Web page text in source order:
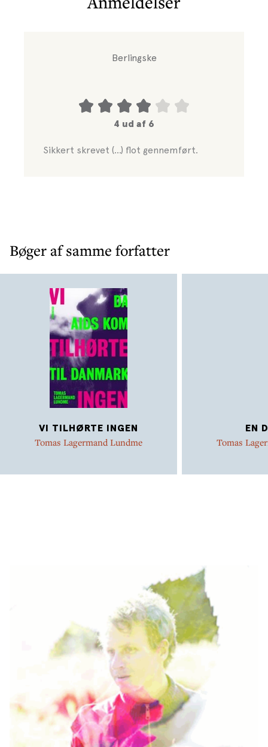
Berlingske
4 ud af 6
Sikkert skrevet (...) flot gennemført.
Bøger af samme forfatter
VI TILHØRTE INGEN
Tomas Lagermand Lundme
EN
Tomas